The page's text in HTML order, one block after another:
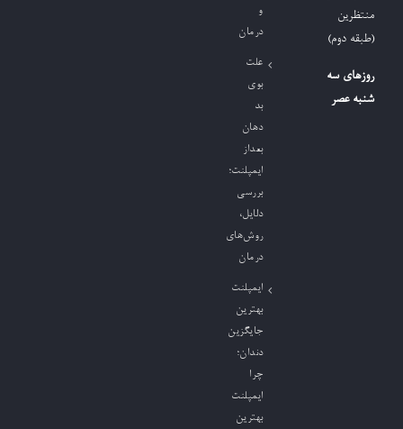
منتظرین
(طبقه دوم)
روزهای سه
شنبه عصر
و
درمان
علت
بوی
بد
دهان
بعداز
ایمپلنت؛
بررسی
دلایل،
روش‌های
درمان
ایمپلنت
بهترین
جایگزین
دندان؛
چرا
ایمپلنت
بهترین